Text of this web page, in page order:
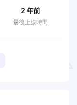
最後上線時間
2 年前